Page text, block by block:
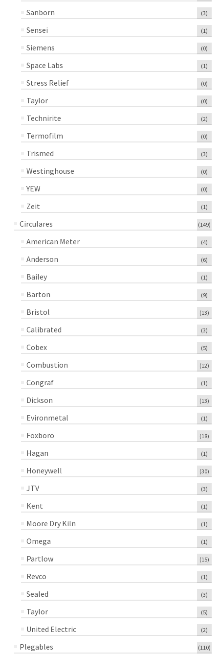
Sanborn (3)
Sensei (1)
Siemens (0)
Space Labs (1)
Stress Relief (0)
Taylor (0)
Technirite (2)
Termofilm (0)
Trismed (3)
Westinghouse (0)
YEW (0)
Zeit (1)
Circulares (149)
American Meter (4)
Anderson (6)
Bailey (1)
Barton (9)
Bristol (13)
Calibrated (3)
Cobex (5)
Combustion (12)
Congraf (1)
Dickson (13)
Evironmetal (1)
Foxboro (18)
Hagan (1)
Honeywell (30)
JTV (3)
Kent (1)
Moore Dry Kiln (1)
Omega (1)
Partlow (15)
Revco (1)
Sealed (3)
Taylor (5)
United Electric (2)
Plegables (110)